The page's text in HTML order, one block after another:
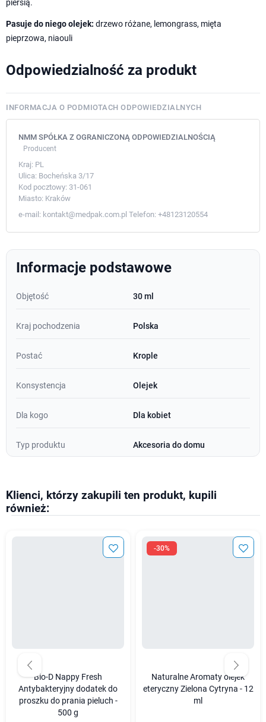
piersią.
Pasuje do niego olejek: drzewo różane, lemongrass, mięta
pieprzowa, niaouli
Odpowiedzialność za produkt
INFORMACJA O PODMIOTACH ODPOWIEDZIALNYCH
NMM SPÓŁKA Z OGRANICZONĄ ODPOWIEDZIALNOŚCIĄ
Producent
Kraj: PL
Ulica: Bocheńska 3/17
Kod pocztowy: 31-061
Miasto: Kraków
e-mail: kontakt@medpak.com.pl Telefon: +48123120554
Informacje podstawowe
Objętość 30 ml
Kraj pochodzenia Polska
Postać Krople
Konsystencja Olejek
Dla kogo Dla kobiet
Typ produktu Akcesoria do domu
Klienci, którzy zakupili ten produkt, kupili
również:
Bio-D Nappy Fresh
Antybakteryjny dodatek do
proszku do prania pieluch -
500 g
-30%
Naturalne Aromaty olejek
eteryczny Zielona Cytryna - 12
ml